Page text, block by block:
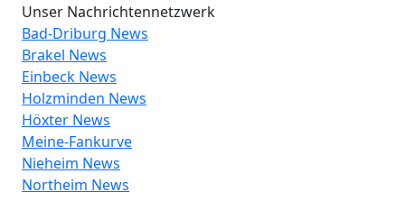
Unser Nachrichtennetzwerk
Bad-Driburg News
Brakel News
Einbeck News
Holzminden News
Höxter News
Meine-Fankurve
Nieheim News
Northeim News